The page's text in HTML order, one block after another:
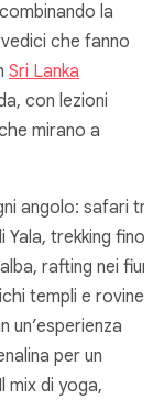
la
che fanno
Sri Lanka
con lezioni
mirano a
angolo: safari
trekking fino
rafting nei
templi e rovine
un’esperienza
per un
mix di yoga,